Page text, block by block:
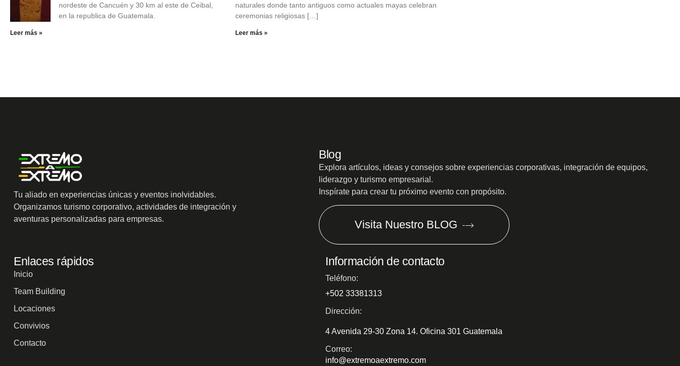
nordeste de Cancuén y 30 km al este de Ceibal,
en la republica de Guatemala.
Leer más »
naturales donde tanto antiguos como actuales mayas celebran
ceremonias religiosas […]
Leer más »
Tu aliado en experiencias únicas y eventos inolvidables.
Organizamos turismo corporativo, actividades de integración y
aventuras personalizadas para empresas.
Blog
Explora artículos, ideas y consejos sobre experiencias corporativas, integración de equipos,
liderazgo y turismo empresarial.
Inspírate para crear tu próximo evento con propósito.
Visita Nuestro BLOG
Enlaces rápidos
Inicio
Team Building
Locaciones
Convivios
Contacto
Información de contacto
Teléfono:
+502 33381313
Dirección:
4 Avenida 29-30 Zona 14. Oficina 301 Guatemala
Correo:
info@extremoaextremo.com